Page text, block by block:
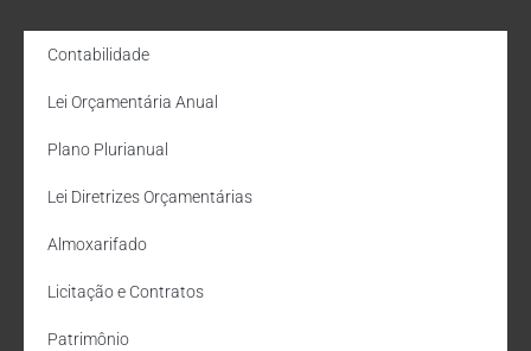
Contabilidade
Lei Orçamentária Anual
Plano Plurianual
Lei Diretrizes Orçamentárias
Almoxarifado
Licitação e Contratos
Patrimônio